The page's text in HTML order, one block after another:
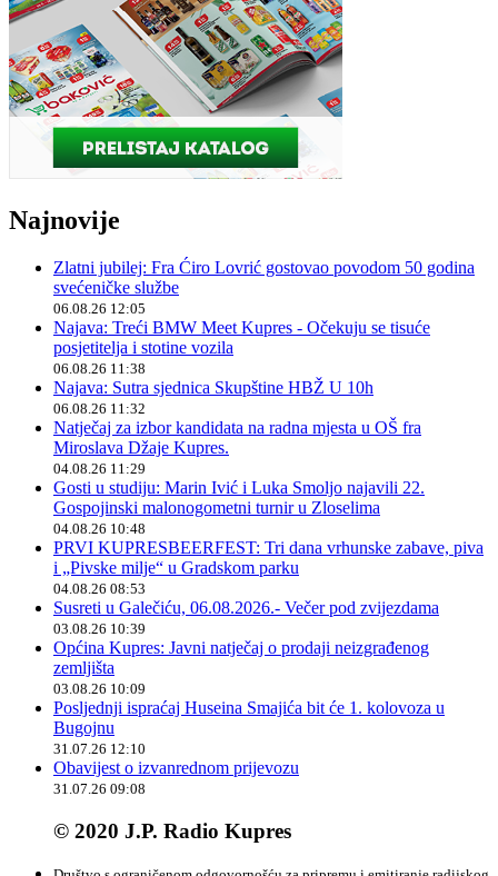
Najnovije
Zlatni jubilej: Fra Ćiro Lovrić gostovao povodom 50 godina
svećeničke službe
06.08.26 12:05
Najava: Treći BMW Meet Kupres - Očekuju se tisuće
posjetitelja i stotine vozila
06.08.26 11:38
Najava: Sutra sjednica Skupštine HBŽ U 10h
06.08.26 11:32
Natječaj za izbor kandidata na radna mjesta u OŠ fra
Miroslava Džaje Kupres.
04.08.26 11:29
Gosti u studiju: Marin Ivić i Luka Smoljo najavili 22.
Gospojinski malonogometni turnir u Zloselima
04.08.26 10:48
PRVI KUPRESBEERFEST: Tri dana vrhunske zabave, piva
i „Pivske milje“ u Gradskom parku
04.08.26 08:53
Susreti u Galečiću, 06.08.2026.- Večer pod zvijezdama
03.08.26 10:39
Općina Kupres: Javni natječaj o prodaji neizgrađenog
zemljišta
03.08.26 10:09
Posljednji ispraćaj Huseina Smajića bit će 1. kolovoza u
Bugojnu
31.07.26 12:10
Obavijest o izvanrednom prijevozu
31.07.26 09:08
© 2020 J.P. Radio Kupres